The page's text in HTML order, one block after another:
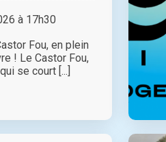
à 17h30
Fou, en plein
! Le Castor Fou,
se court [...]